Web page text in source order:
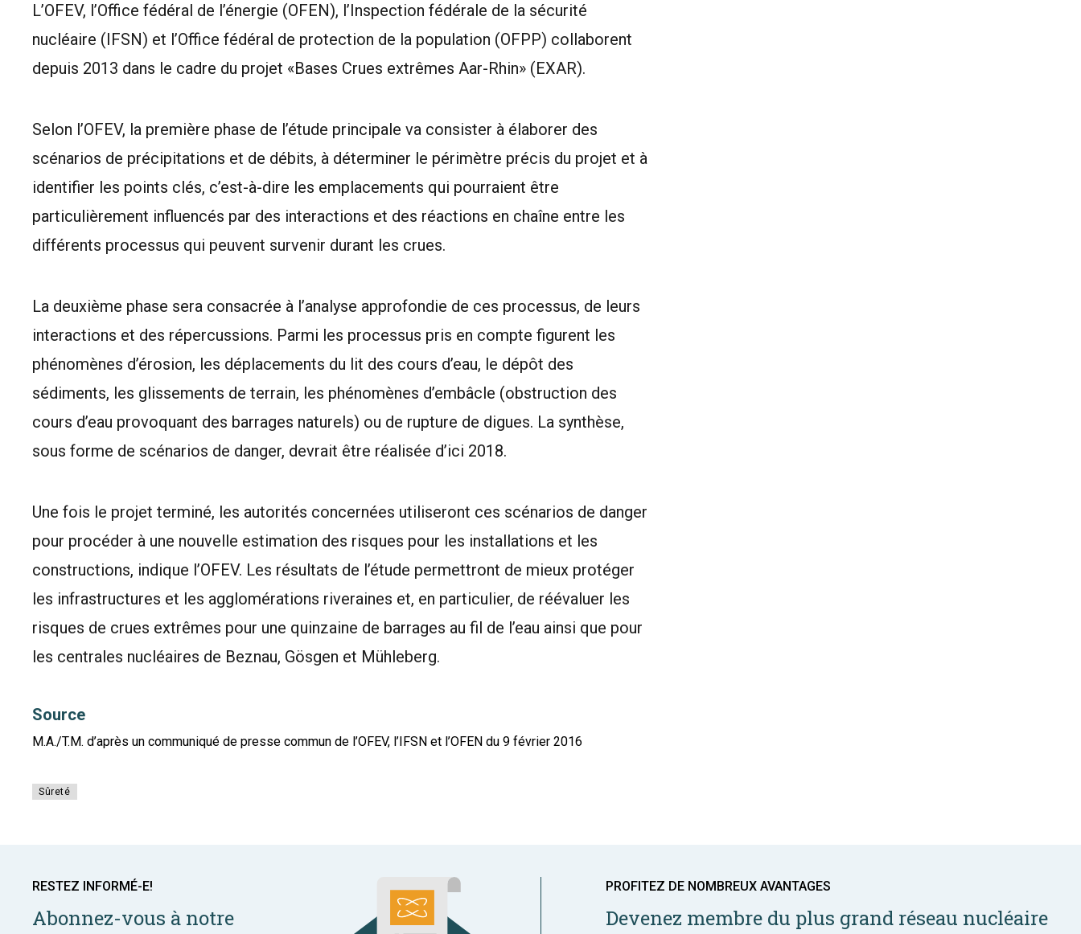
L’OFEV, l’Office fédéral de l’énergie (OFEN), l’Inspection fédérale de la sécurité
nucléaire (IFSN) et l’Office fédéral de protection de la population (OFPP) collaborent
depuis 2013 dans le cadre du projet «Bases Crues extrêmes Aar-Rhin» (EXAR).
Selon l’OFEV, la première phase de l’étude principale va consister à élaborer des
scénarios de précipitations et de débits, à déterminer le périmètre précis du projet et à
identifier les points clés, c’est-à-dire les emplacements qui pourraient être
particulièrement influencés par des interactions et des réactions en chaîne entre les
différents processus qui peuvent survenir durant les crues.
La deuxième phase sera consacrée à l’analyse approfondie de ces processus, de leurs
interactions et des répercussions. Parmi les processus pris en compte figurent les
phénomènes d’érosion, les déplacements du lit des cours d’eau, le dépôt des
sédiments, les glissements de terrain, les phénomènes d’embâcle (obstruction des
cours d’eau provoquant des barrages naturels) ou de rupture de digues. La synthèse,
sous forme de scénarios de danger, devrait être réalisée d’ici 2018.
Une fois le projet terminé, les autorités concernées utiliseront ces scénarios de danger
pour procéder à une nouvelle estimation des risques pour les installations et les
constructions, indique l’OFEV. Les résultats de l’étude permettront de mieux protéger
les infrastructures et les agglomérations riveraines et, en particulier, de réévaluer les
risques de crues extrêmes pour une quinzaine de barrages au fil de l’eau ainsi que pour
les centrales nucléaires de Beznau, Gösgen et Mühleberg.
Source
M.A./T.M. d’après un communiqué de presse commun de l’OFEV, l’IFSN et l’OFEN du 9 février 2016
Sûreté
RESTEZ INFORMÉ-E!
Abonnez-vous à notre
PROFITEZ DE NOMBREUX AVANTAGES
Devenez membre du plus grand réseau nucléaire